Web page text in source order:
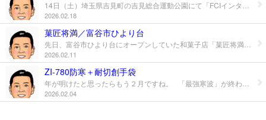
2026.02.18
菓匠将満／富谷市ひより台
2026.02.11
ZI-780防寒＋耐切創手袋
2026.02.04